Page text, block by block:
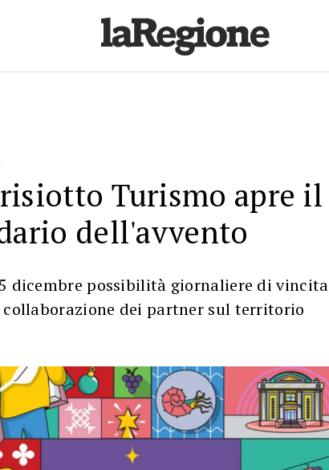
Turismo apre il
dell'avvento
dicembre possibilità giornaliere di vincita
collaborazione dei partner sul territorio